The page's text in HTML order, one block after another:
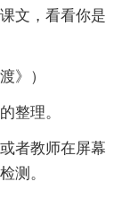
文，看看你是
》）
整理。
者教师在屏幕
测。